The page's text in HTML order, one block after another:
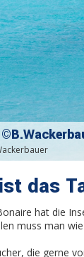
das
hat die
muss man
die gerne